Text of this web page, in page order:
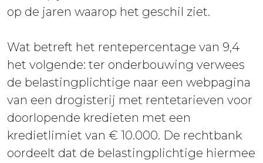
op de jaren waarop het geschil ziet.
Wat betreft het rentepercentage van 9,4
het volgende: ter onderbouwing verwees
de belastingplichtige naar een webpagina
van een drogisterij met rentetarieven voor
doorlopende kredieten met een
kredietlimiet van € 10.000. De rechtbank
oordeelt dat de belastingplichtige hiermee